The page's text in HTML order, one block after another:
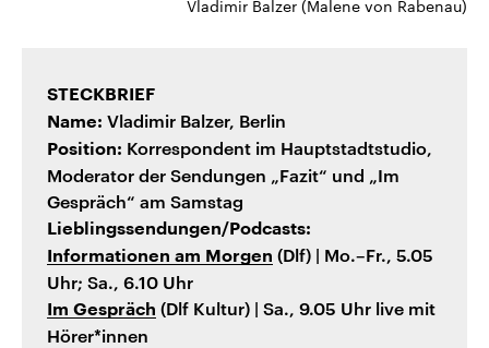
Vladimir Balzer (Malene von Rabenau)
STECKBRIEF
Name: Vladimir Balzer, Berlin
Position: Korrespondent im Hauptstadtstudio,
Moderator der Sendungen „Fazit“ und „Im
Gespräch“ am Samstag
Lieblingssendungen/Podcasts:
Informationen am Morgen (Dlf) | Mo.–Fr., 5.05
Uhr; Sa., 6.10 Uhr
Im Gespräch (Dlf Kultur) | Sa., 9.05 Uhr live mit
Hörer*innen